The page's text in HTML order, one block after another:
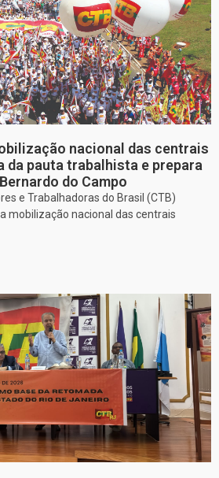
nacional das centrais
da pauta trabalhista e prepara
do Campo
e Trabalhadoras do Brasil (CTB)
mobilização nacional das centrais